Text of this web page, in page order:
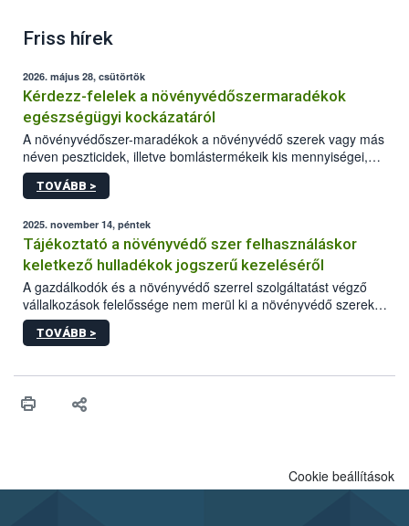
Friss hírek
2026. május 28, csütörtök
Kérdezz-felelek a növényvédőszermaradékok
egészségügyi kockázatáról
A növényvédőszer-maradékok a növényvédő szerek vagy más
néven peszticidek, illetve bomlástermékeik kis mennyiségei,
melyek a terményekben vagy azok felületén a betakarítást,
szüretelést, illetve tárolást követően is megmaradhatnak. Az
mennyiségének esetenként a kezelt terményeken is jelen kell
lennie. Nem minden élelmiszer tartalmaz szermaradékot.
Azokban az élelmiszerekben is, melyekben kimutathatóak,
általában csak nagyon kis mennyiségben vannak jelen, így nem
jelenthetnek kockázatot a fogyasztó egészségére nézve.
TOVÁBB >
2025. november 14, péntek
Tájékoztató a növényvédő szer felhasználáskor
keletkező hulladékok jogszerű kezeléséről
A gazdálkodók és a növényvédő szerrel szolgáltatást végző
vállalkozások felelőssége nem merül ki a növényvédő szerek
okszerű, szakszerű és biztonságos kijuttatásában. Minden
esetben számolni kell a keletkező hulladékokkal is, melyek
természet védelme érdekében is kiemelt jelentőségű.
TOVÁBB >
Cookie beállítások